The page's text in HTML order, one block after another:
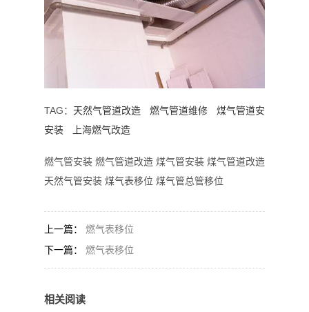
TAG： 天然气管道改造 燃气管道维修
煤气管道安
安装
上海燃气改造
燃气管安装 燃气管道改造 煤气管安装 煤气管道改造
天然气管安装 煤气表移位 煤气管总管移位
上一篇： 燃气表移位
下一篇： 燃气表移位
相关阅读